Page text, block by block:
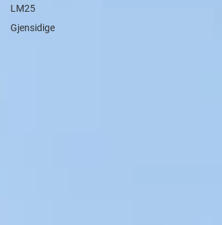
LM25
Gjensidige